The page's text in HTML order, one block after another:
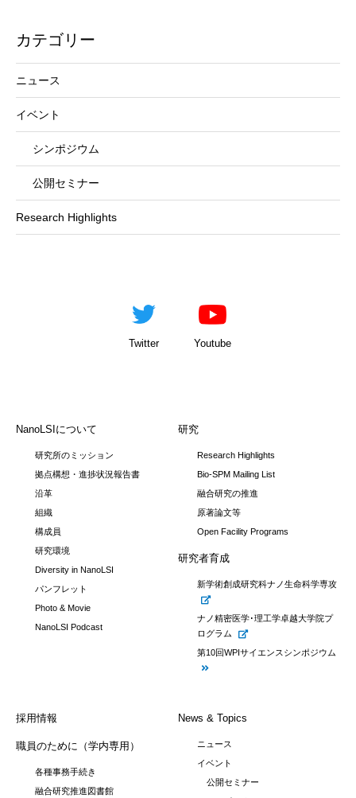
カテゴリー
ニュース
イベント
シンポジウム
公開セミナー
Research Highlights
Twitter Youtube
NanoLSIについて
研究所のミッション
拠点構想・進捗状況報告書
沿革
組織
構成員
研究環境
Diversity in NanoLSI
パンフレット
Photo & Movie
NanoLSI Podcast
研究
Research Highlights
Bio-SPM Mailing List
融合研究の推進
原著論文等
Open Facility Programs
研究者育成
新学術創成研究科ナノ生命科学専攻
ナノ精密医学･理工学卓越大学院プ
ログラム
第10回WPIサイエンスシンポジウム
採用情報
職員のために（学内専用）
各種事務手続き
融合研究推進図書館
News & Topics
ニュース
イベント
公開セミナー